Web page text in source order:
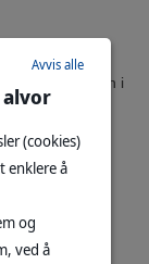
kan deles inn i
(cookies)
enklere å
og
ved å
Avvis alle